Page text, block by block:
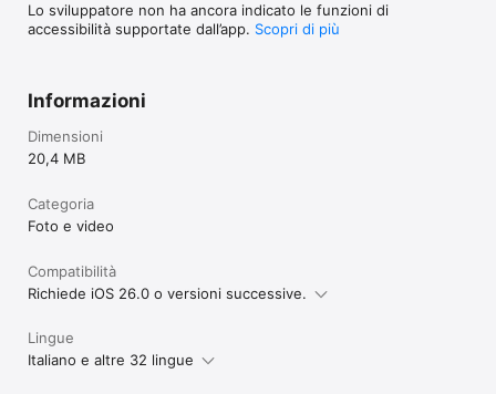
Lo sviluppatore non ha ancora indicato le funzioni di
accessibilità supportate dall’app. Scopri di più
Informazioni
Dimensioni
20,4 MB
Categoria
Foto e video
Compatibilità
Richiede iOS 26.0 o versioni successive.
Lingue
Italiano e altre 32 lingue